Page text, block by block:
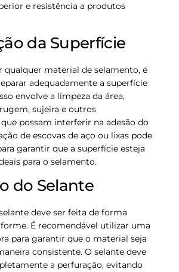
e resistência a produtos
da Superfície
qualquer material de selamento, é
adequadamente a superfície
envolve a limpeza da área,
sujeira e outros
possam interferir na adesão do
de escovas de aço ou lixas pode
garantir que a superfície esteja
para o selamento.
do Selante
deve ser feita de forma
É recomendável utilizar uma
para garantir que o material seja
consistente. O selante deve
a perfuração, evitando